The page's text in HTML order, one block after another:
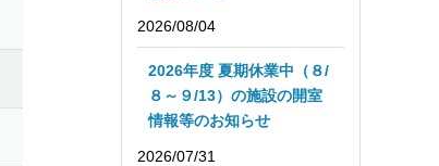
2026/08/04
2026年度 夏期休業中（８/
８～９/13）の施設の開室
情報等のお知らせ
2026/07/31